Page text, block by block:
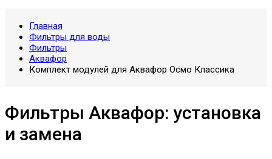
Главная
Фильтры для воды
Фильтры
Аквафор
Комплект модулей для Аквафор Осмо Классика
Фильтры Аквафор: установка
и замена